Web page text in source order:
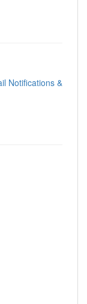
Notifications &